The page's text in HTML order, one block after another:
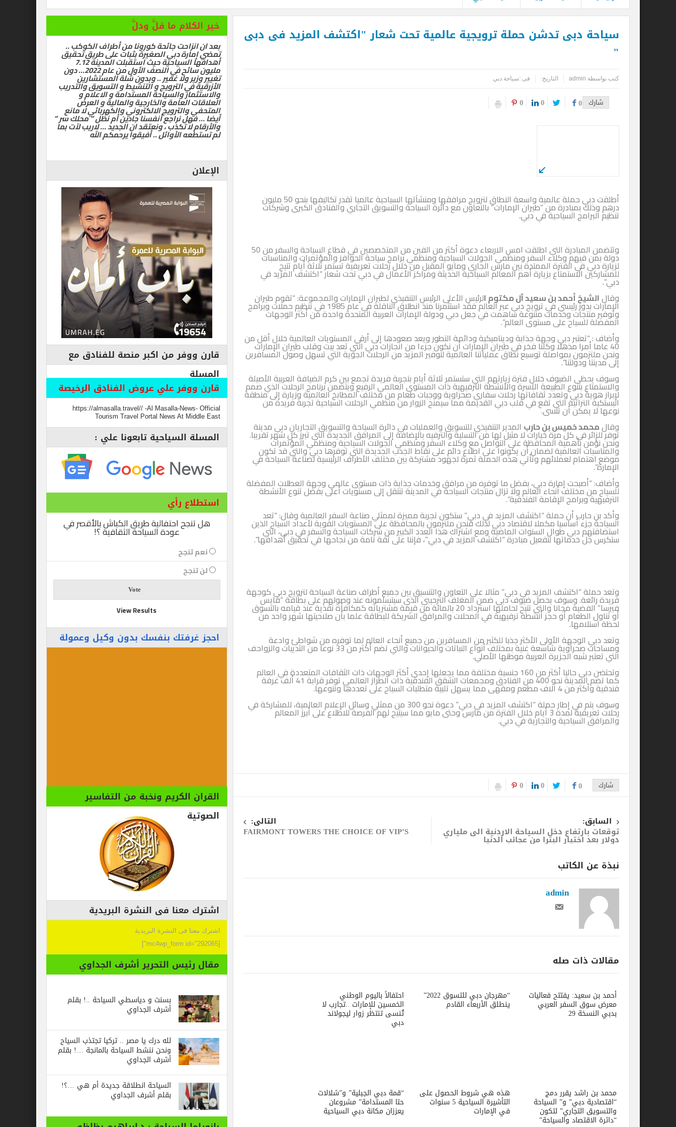
سياحة دبى تدشن حملة ترويجية عالمية تحت شعار "اكتشف المزيد فى دبى
admin التاريخ: فى :سياحة دبي
0
0
أطلقت دبي حملة عالمية واسعة النطاق لترويج مرافقها ومنشآتها السياحية عالميا تقدر تكاليفها بنحو 50 مليون
درهم وذلك بمبادرة من “طيران الإمارات” بالتعاون مع دائرة السياحة والتسويق التجاري والفنادق الكبرى وشركات
تنظيم البرامج السياحية في دبي.
وتتضمن المبادرة التي اطلقت امس الاربعاء دعوة أكثر من الفين من المتخصصين في قطاع السياحة والسفر من 50
دولة بمن فيهم وكلاء السفر ومنظمي الجولات السياحية ومنظمي برامج سياحة الحوافز والمؤتمرات والمناسبات
لزيارة دبي في الفترة الممتدة بين مارس الجاري ومايو المقبل من خلال رحلات تعريفية تستمر ثلاثة أيام تتيح
للمشاركين الاستمتاع بزيارة أهم المعالم السياحية الحديثة ومراكز الأعمال في دبي تحت شعار “اكتشف المزيد في
الشيخ أحمد بن سعيد آل مكتوم الرئيس الأعلى الرئيس التنفيذي لطيران الإمارات والمجموعة: “تقوم طيران
الإمارات بدور رئيسي في ترويج دبي عبر العالم فقد استثمرنا منذ انطلاق الناقلة في عام 1985 في تنظيم حملات وبرامج
وتوفير منتجات وخدمات متنوعة ساهمت في جعل دبي ودولة الإمارات العربية المتحدة واحدة من أكثر الوجهات
المفضلة للسياح على مستوى العالم”.
وأضاف : “تعتبر دبي وجهة جذابة وديناميكية ودائمة التطور ويعد صعودها إلى أرقى المستويات العالمية خلال أقل من
40 عاما أمرا مذهلا وكلنا فخر في طيران الإمارات أن نكون جزءا من انجازات دبي التي تعد بيت وقلب طيران الإمارات
ونحن ملتزمون بمواصلة توسيع نطاق عملياتنا العالمية لتوفير المزيد من الرحلات الجوية التي تسهل وصول المسافرين
إلى مدينتا ودولتنا”.
وسوف يحظى الضيوف خلال فترة زيارتهم التي ستستمر ثلاثة أيام بتجربة فريدة تجمع بين كرم الضيافة العربية الأصيلة
والاستمتاع بتنوع الطبيعة الآسرة والأنشطة الترفيهية ذات المستوى العالمي الرفيع ويتضمن برنامج الرحلات الذي صمم
لإبراز هوية دبي وتعدد ثقافاتها رحلات سفاري صحراوية ووجبات طعام من مختلف المطابخ العالمية وزيارة إلى منطقة
البستكية التراثية التي تقع في قلب دبي القديمة مما سيمنح الزوار من منظمي الرحلات السياحية تجربة فريدة من
نوعها لا يمكن أن تنسى.
محمد خميس بن حاربالمدير التنفيذي للتسويق والعمليات في دائرة السياحة والتسويق التجاريان دبي مدينة
توفر للزائر في كل مرة خيارات لا مثيل لها من التسلية والترفيه بالإضافة إلى المرافق الجديدة التي تبرز كل شهر تقريبا.
ونحن نؤمن بأهمية المحافظة على التواصل مع وكلاء السفر ومنظمي الجولات السياحية ومنظمي المؤتمرات
والمناسبات العالمية لضمان أن يكونوا على اطلاع دائم على نقاط الجذب الجديدة التي توفرها دبي والتي قد تكون
موضع اهتمام لعملائهم وتأتي هذه الحملة ثمرة لجهود مشتركة بين مختلف الأطراف الرئيسية لصناعة السياحة في
وأضاف: “أصبحت إمارة دبي، بفضل ما توفره من مرافق وخدمات جذابة ذات مستوى عالمي وجهة العطلات المفضلة
للسياح من مختلف أنحاء العالم ولا تزال منتجات السياحة في المدينة تنتقل إلى مستويات أعلى بفضل تنوع الأنشطة
الترفيهية وبرامج الإقامة الفندقية”.
وأكد بن حارب أن حملة “اكتشف المزيد في دبي” ستكون تجربة مميزة لممثلي صناعة السفر العالمية وقال: “تعد
السياحة جزء أساسيا مكملا لاقتصاد دبي لذلك فنحن ملتزمون بالمحافظة على المستويات القوية لأعداد السياح الذين
استضافتهم دبي طوال السنوات الماضية ومع اشتراك هذا العدد الكبير من شركات السياحة والسفر في دبي، التي
ستكرس جل خدماتها لتفعيل مبادرة “اكتشف المزيد في دبي”، فإننا على ثقة تامة من نجاحها في تحقيق أهدافها”.
وتعد حملة “اكتشف المزيد في دبي” مثالا على التعاون والتنسيق بين جميع أطراف صناعة السياحة لترويج دبي كوجهة
فريدة رائعة. وسوف يحصل ضيوف دبي ضمن المغلف الترحيبي الذي سيتسلمونه عند وصولهم على بطاقة “فايس
فيرسا” الفضية مجانا والتي تتيح لحاملها استرداد 20 بالمائة من قيمة مشترياته كمكافأة نقدية عند قيامه بالتسوق
أو تناول الطعام أو حجز أنشطة ترفيهية في المحلات والمرافق الشريكة للبطاقة علما بأن صلاحيتها شهر واحد من
لحظة استلامها.
وتعد دبي الوجهة الأولى الأكثر جذبا للكثير من المسافرين من جميع أنحاء العالم لما توفره من شواطئ وادعة
ومساحات صحراوية شاسعة غنية بمختلف أنواع النباتات والحيوانات والتي تضم أكثر من 33 نوعا من الثدييات والزواحف
التي تعتبر شبه الجزيرة العربية موطنها الأصلي.
وتحتضن دبي حاليا أكثر من 160 جنسية مختلفة مما يجعلها إحدى أكثر الوجهات ذات الثقافات المتعددة في العالم
كما تضم المدينة نحو 400 من الفنادق ومجمعات الشقق الفندقية ذات الطراز العالمي توفر قرابة 41 ألف غرفة
فندقية وأكثر من 4 الاف مطعم ومقهى مما يسهل تلبية متطلبات السياح على تعددها وتنوعها.
وسوف يتم في إطار حملة “اكتشف المزيد في دبي” دعوة نحو 300 من ممثلي وسائل الإعلام العالمية، للمشاركة في
رحلات تعريفية لمدة 3 أيام خلال الفترة من مارس وحتى مايو مما سيتيح لهم الفرصة للاطلاع على أبرز المعالم
والمرافق السياحية والتجارية في دبي.
0
0
0
السابق:
توقعات بارتفاع دخل السياحة الاردنية الى ملياري
دولار بعد اختيار البترا من عجائب الدنيا
FAIRMONT TOWERS THE CHOICE OF VIP’S
نبذة عن الكاتب
admin
مقالات ذات صله
أحمد بن سعيد: يفتتح فعاليات
معرض سوق السفر العربي
بدبي النسخة 29
“مهرجان دبي للتسوق 2022”
ينطلق الأربعاء القادم
احتفالاً باليوم الوطني
الخمسين للإمارات ..تجارب لا
تُنسى تنتظر زوار ليجولاند
محمد بن راشد يقرر دمج
“اقتصادية دبي” و” السياحة
والتسويق التجاري” لتكون
“دائرة الاقتصاد والسياحة”
هذه هي شروط الحصول على
التأشيرة السياحية 5 سنوات
في الإمارات
“قمة دبي الجبلية” و”شلالات
حتا المستدامة” مشروعان
يعززان مكانة دبي السياحية
خير الكلام ما قلَّ ودلَّ
بعد ان انزاحت جائحة كورونا من أطراف الكوكب ..
تمضي إمارة دبي الصغيرة بثبات على طريق تحقيق
أهدافها السياحية حيث استقبلت المدينة 7.12
مليون سائح في النصف الأول من عام 2022… دون
تغيير وزير ولا غفير .. وبدون شلة المستشارين
الأزرقية في الترويج و التنشيط و التسويق والتدريب
والاستثمار والسياحة المستدامة و الاعلام و
العلاقات العامة والخارجية والمالية و العرض
المتحفي والترويج الالكتروني والكهربائي لا مانع
أيضا … فهل نراجع أنفسنا جادين أم نظل ” محلك سر ”
والأرقام لا تكذب ، ونعتقد ان الجديد … لاريب لآت بما
لم تستطعه الأوائل .. أفيقوا يرحمكم الله
قارن ووفر من اكبر منصة للفنادق مع
المسلة
قارن ووفر علي عروض الفنادق الرخيصة
https://almasalla.travel// -Al Masalla-News- Official
Tourism Travel Portal News At Middle East
المسلة السياحية تابعونا علي :
استطلاع رأي
هل تنجح احتفالية طريق الكباش بالأقصر في
عودة السياحة الثقافية ؟!
نعم تنجح
View Results
احجز غرفتك بنفسك بدون وكيل وعمولة
القران الكريم ونخبة من التفاسير
اشترك معنا فى النشرة البريدية
اشترك معنا فى النشرة البريدية
مقال رئيس التحرير أشرف الجداوي
بسنت و دياسطي السياحة ..! بقلم
أشرف الجداوي
لله درك يا مصر .. تركيا تجتذب السياح
ونحن ننشط السياحة بالمانجة …! بقلم
أشرف الجداوي
السياحة انطلاقة جديدة أم هي …؟!
بقلم أشرف الجداوي